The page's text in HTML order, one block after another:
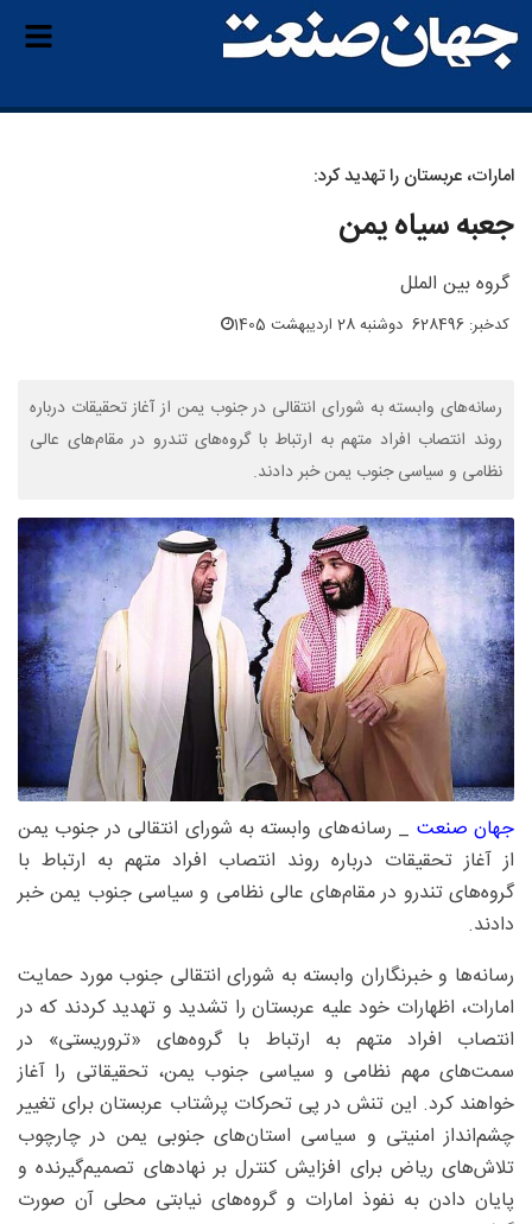
امارات، عربستان را تهدید کرد:
جعبه سیاه یمن
گروه بین الملل
کدخبر: 628496 دوشنبه 28 اردیبهشت 1405
رسانه‌های وابسته به شورای انتقالی در جنوب یمن از آغاز تحقیقات درباره
روند انتصاب افراد متهم به ارتباط با گروه‌های تندرو در مقام‌های عالی
نظامی و سیاسی جنوب یمن خبر دادند.
جهان صنعت _ رسانه‌های وابسته به شورای انتقالی در جنوب یمن
از آغاز تحقیقات درباره روند انتصاب افراد متهم به ارتباط با
گروه‌های تندرو در مقام‌های عالی نظامی و سیاسی جنوب یمن خبر
دادند.
رسانه‌ها و خبرنگاران وابسته به شورای انتقالی جنوب مورد حمایت
امارات، اظهارات خود علیه عربستان را تشدید و تهدید کردند که در
انتصاب افراد متهم به ارتباط با گروه‌های «تروریستی» در
سمت‌های مهم نظامی و سیاسی جنوب یمن، تحقیقاتی را آغاز
خواهند کرد. این تنش در پی تحرکات پرشتاب عربستان برای تغییر
چشم‌انداز امنیتی و سیاسی استان‌های جنوبی یمن در چارچوب
تلاش‌های ریاض برای افزایش کنترل بر نهادهای تصمیم‌گیرنده و
پایان دادن به نفوذ امارات و گروه‌های نیابتی محلی آن صورت